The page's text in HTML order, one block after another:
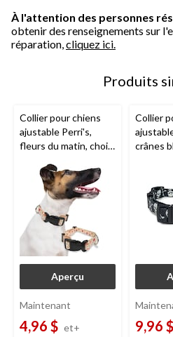
À l'attention des personnes
obtenir des renseignements sur
réparation, cliquez ici.
Produits
Collier pour chiens
ajustable Perri's,
fleurs du matin, choix
Aperçu
Maintenant
4,96 $ et+
Collier
crânes
9,96 $